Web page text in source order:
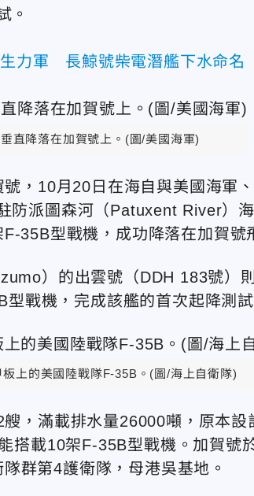
。
生力軍 長鯨號柴電潛艦下水命名
直降落在加賀號上。(圖/美國海軍)
，10月20日在海自與美國海軍
防派圖森河（Patuxent River）
35B型戰機，成功降落在加賀號
）的出雲號（DDH 183號）
戰機，完成該艦的首次起降測試
上的美國陸戰隊F-35B。(圖/海上自衛隊)
，滿載排水量26000噸，原本設
搭載10架F-35B型戰機。加賀號
群第4護衛隊，母港吳基地。